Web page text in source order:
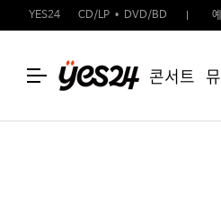
YES24 CD/LP DVD/BD
콘서트